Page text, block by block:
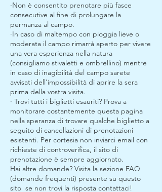
·Non è consentito prenotare più fasce
consecutive al fine di prolungare la
permanza al campo.
·In caso di maltempo con pioggia lieve o
moderata il campo rimarrà aperto per vivere
una vera esperienza nella natura
(consigliamo stivaletti e ombrellino) mentre
in caso di inagibilità del campo sarete
avvisati dell'impossibilità di aprire la sera
prima della vostra visita.
· Trovi tutti i biglietti esauriti? Prova a
monitorare costantemente questa pagina
nella speranza di trovare qualche biglietto a
seguito di cancellazioni di prenotazioni
esistenti. Per cortesia non inviarci email con
richieste di controverifica, il sito di
prenotazione è sempre aggiornato.
Hai altre domande? Visita la sezione FAQ
(domande frequenti) presente su questo
sito se non trovi la risposta contattaci!